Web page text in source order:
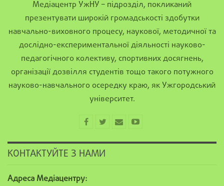
Медіацентр УжНУ – підрозділ, покликаний
презентувати широкій громадськості здобутки
навчально-виховного процесу, наукової, методичної та
дослідно-експериментальної діяльності науково-
педагогічного колективу, спортивних досягнень,
організації дозвілля студентів тощо такого потужного
науково-навчального осередку краю, як Ужгородський
університет.
КОНТАКТУЙТЕ З НАМИ
Адреса Медіацентру: